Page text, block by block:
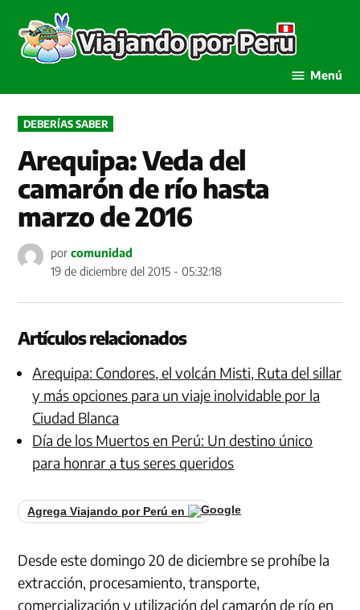
contenido
por
Menú
PUBLICADO
EN
DEBERÍAS SABER
Arequipa: Veda del
camarón de río hasta
marzo de 2016
por comunidad
19 de diciembre del 2015 - 05:32:18
Artículos relacionados
Arequipa: Condores, el volcán Misti, Ruta del sillar
y más opciones para un viaje inolvidable por la
Ciudad Blanca
Día de los Muertos en Perú: Un destino único
para honrar a tus seres queridos
Agrega Viajando por Perú en
Desde este domingo 20 de diciembre se prohíbe la
extracción, procesamiento, transporte,
comercialización y utilización del camarón de río en